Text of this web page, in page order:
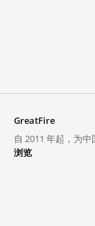
GreatFire
自 2011 年起，为中
浏览